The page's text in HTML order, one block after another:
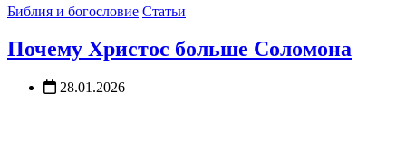
Библия и богословие Статьи
Почему Христос больше Соломона
28.01.2026